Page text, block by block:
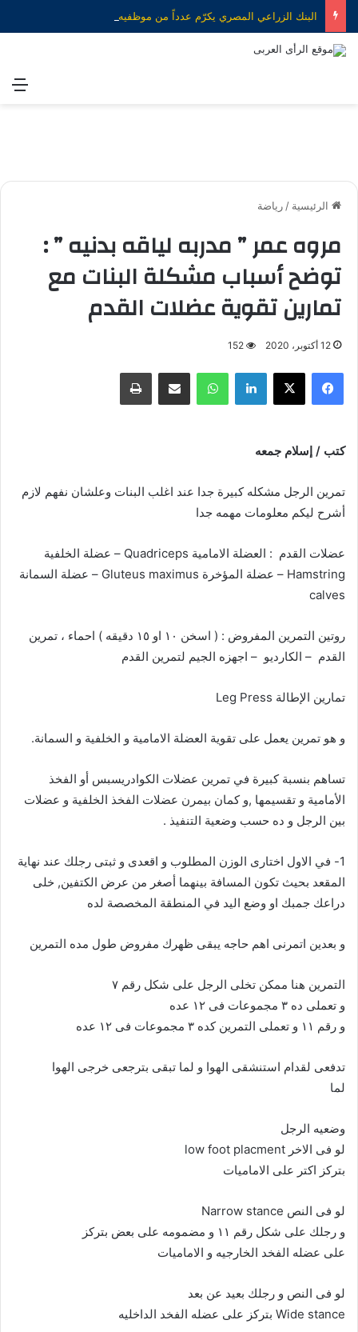
الرئيسية /رياضة
مروه عمر ” مدربه لياقه بدنيه ” :
توضح أسباب مشكلة البنات مع
تمارين تقوية عضلات القدم
12 أكتوبر، 2020 152
فيسبوك X لينكدإن واتساب مشاركة عبر البريد طباعة
كتب / إسلام جمعه
تمرين الرجل مشكله كبيرة جدا عند اغلب البنات وعلشان نفهم لازم
أشرح ليكم معلومات مهمه جدا
عضلات القدم : العضلة الامامية Quadriceps – عضلة الخلفية
Hamstring – عضلة المؤخرة Gluteus maximus – عضلة السمانة
calves
روتين التمرين المفروض : ( اسخن ١٠ او ١٥ دقيقه ) احماء ، تمرين
القدم – الكارديو – اجهزه الجيم لتمرين القدم
تمارين الإطالة Leg Press
و هو تمرين يعمل على تقوية العضلة الامامية و الخلفية و السمانة.
تساهم بنسبة كبيرة في تمرين عضلات الكوادريسبس أو الفخذ
الأمامية و تقسيمها ,و كمان بيمرن عضلات الفخذ الخلفية و عضلات
بين الرجل و ده حسب وضعية التنفيذ .
1- في الاول اختارى الوزن المطلوب و اقعدى و ثبتى رجلك عند نهاية
المقعد بحيث تكون المسافة بينهما أصغر من عرض الكتفين, خلى
دراعك جمبك او وضع اليد في المنطقة المخصصة لده
و بعدين اتمرنى اهم حاجه يبقى ظهرك مفروض طول مده التمرين
التمرين هنا ممكن تخلى الرجل على شكل رقم ٧
و تعملى ده ٣ مجموعات فى ١٢ عده
و رقم ١١ و تعملى التمرين كده ٣ مجموعات فى ١٢ عده
تدفعى لقدام استنشقى الهوا و لما تبقى بترجعى خرجى الهوا
لما
وضعيه الرجل
لو فى الاخر low foot placment
بتركز اكتر على الاماميات
لو فى النص Narrow stance
و رجلك على شكل رقم ١١ و مضمومه على بعض بتركز
على عضله الفخد الخارجيه و الاماميات
لو فى النص و رجلك بعيد عن بعد
Wide stance بتركز على عضله الفخد الداخليه